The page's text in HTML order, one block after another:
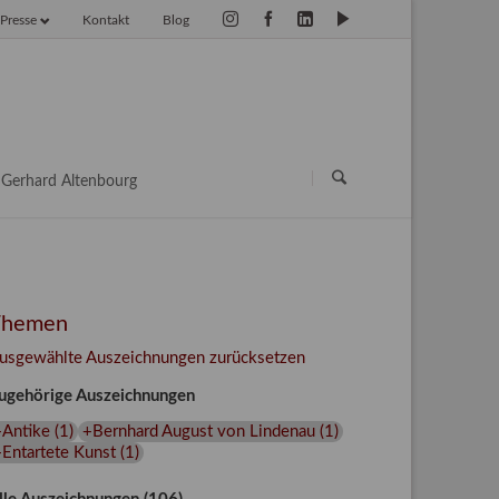
Blog
Kontakt
Presse
Gerhard Altenbourg
Auszeichnungen zurücksetzen
Auszeichnungen
(1 ) +Bernhard August von Lindenau(1 )
Kunst(1 )